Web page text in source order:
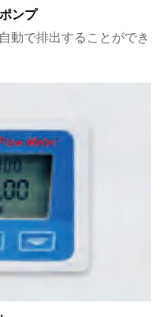
ンプ
動で排出することができ